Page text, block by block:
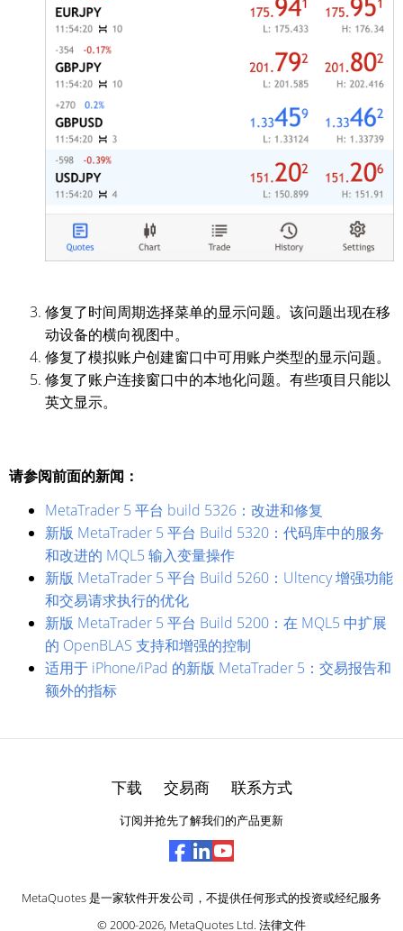
修复了时间周期选择菜单的显示问题。该问题出现在移
动设备的横向视图中。
修复了模拟账户创建窗口中可用账户类型的显示问题。
修复了账户连接窗口中的本地化问题。有些项目只能以
英文显示。
请参阅前面的新闻：
MetaTrader 5 平台 build 5326：改进和修复
新版 MetaTrader 5 平台 Build 5320：代码库中的服务
和改进的 MQL5 输入变量操作
新版 MetaTrader 5 平台 Build 5260：Ultency 增强功能
和交易请求执行的优化
新版 MetaTrader 5 平台 Build 5200：在 MQL5 中扩展
的 OpenBLAS 支持和增强的控制
适用于 iPhone/iPad 的新版 MetaTrader 5：交易报告和
额外的指标
下载 交易商 联系方式
订阅并抢先了解我们的产品更新
MetaQuotes 是一家软件开发公司，不提供任何形式的投资或经纪服务
© 2000-2026, MetaQuotes Ltd. 法律文件